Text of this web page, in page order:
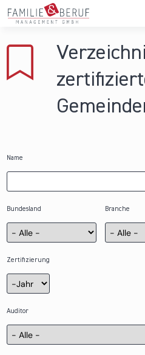
Direkt zum Inhalt
Gemeinden
Hochschulen
Name
Bundesland Branche
Zertifizierung
Zertifizierung
Jahr
Auditor